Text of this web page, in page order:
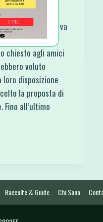
Questa va
perfette per
chiesto agli amici
voluto
disposizione
la proposta di
Fino all’ultimo
Raccolte & Guide Chi Sono